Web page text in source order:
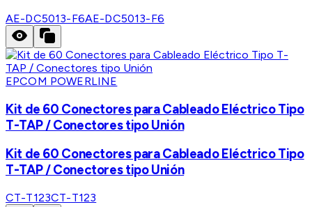
AE-DC5013-F6AE-DC5013-F6
EPCOM POWERLINE
Kit de 60 Conectores para Cableado Eléctrico Tipo
T-TAP / Conectores tipo Unión
Kit de 60 Conectores para Cableado Eléctrico Tipo
T-TAP / Conectores tipo Unión
CT-T123CT-T123